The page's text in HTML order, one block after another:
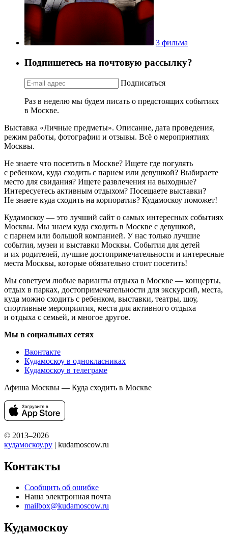
3 фильма
Подпишетесь на почтовую рассылку?
Подписаться
Раз в неделю мы будем писать о предстоящих событиях
в Москве.
Выставка «Личные предметы». Описание, дата проведения,
режим работы, фотографии и отзывы. Всё о мероприятиях
Москвы.
Не знаете что посетить в Москве? Ищете где погулять
с ребенком, куда сходить с парнем или девушкой? Выбираете
место для свидания? Ищете развлечения на выходные?
Интересуетесь активным отдыхом? Посещаете выставки?
Не знаете куда сходить на корпоратив? Кудамоскоу поможет!
Кудамоскоу — это лучший сайт о самых интересных событиях
Москвы. Мы знаем куда сходить в Москве с девушкой,
с парнем или большой компанией. У нас только лучшие
события, музеи и выставки Москвы. События для детей
и их родителей, лучшие достопримечательности и интересные
места Москвы, которые обязательно стоит посетить!
Мы советуем любые варианты отдыха в Москве — концерты,
отдых в парках, достопримечательности для экскурсий, места,
куда можно сходить с ребенком, выставки, театры, шоу,
спортивные мероприятия, места для активного отдыха
и отдыха с семьей, и многое другое.
Мы в социальных сетях
Вконтакте
Кудамоскоу в однокласниках
Кудамоскоу в телеграме
Афиша Москвы — Куда сходить в Москве
© 2013–2026
кудамоскоу.ру | kudamoscow.ru
Контакты
Сообщить об ошибке
Наша электронная почта
mailbox@kudamoscow.ru
Кудамоскоу